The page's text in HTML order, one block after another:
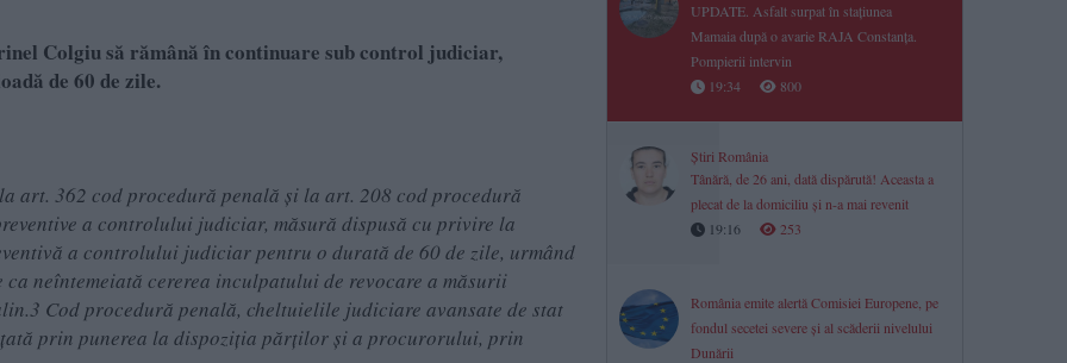
Colgiu să rămână în continuare sub control judiciar,
de 60 de zile.
art. 362 cod procedură penală şi la art. 208 cod procedură
a controlului judiciar, măsură dispusă cu privire la
a controlului judiciar pentru o durată de 60 de zile, urmând
neîntemeiată cererea inculpatului de revocare a măsurii
Cod procedură penală, cheltuielile judiciare avansate de stat
prin punerea la dispoziţia părţilor şi a procurorului, prin
UPDATE. Asfalt surpat în stațiunea
Mamaia după o avarie RAJA Constanța.
Pompierii intervin
19:34
800
Știri România
Tânără, de 26 ani, dată dispărută! Aceasta a
plecat de la domiciliu și n-a mai revenit
19:16
253
România emite alertă Comisiei Europene, pe
fondul secetei severe și al scăderii nivelului
Dunării